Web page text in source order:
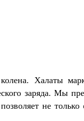
Халаты
заряда. Мы
не только